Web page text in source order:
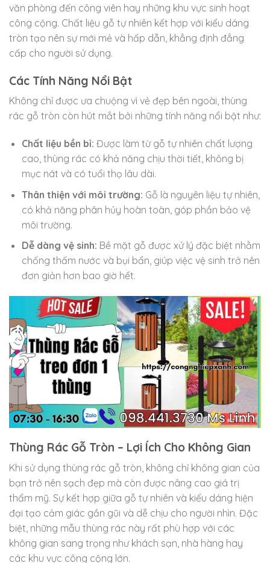
văn phòng đến công viên hay những khu vực sinh hoạt
công cộng. Chất liệu gỗ tự nhiên kết hợp với kiểu dáng
tròn tạo nên sự mới mẻ và hấp dẫn, khẳng định đẳng
cấp cho người sử dụng.
Các Tính Năng Nổi Bật
Không chỉ được ưa chuộng vì vẻ đẹp bên ngoài, thùng
rác gỗ tròn còn hút mắt bởi những tính năng nổi bật như:
Chất liệu bền bỉ: Được làm từ gỗ tự nhiên chất lượng
cao, thùng rác có khả năng chịu thời tiết, không bị
mục nát và có tuổi thọ lâu dài.
Thân thiện với môi trường: Gỗ là nguyên liệu tự nhiên,
có khả năng phân hủy hoàn toàn, góp phần bảo vệ
môi trường.
Dễ dàng vệ sinh: Bề mặt gỗ được xử lý đặc biệt nhằm
chống thấm nước và bụi bẩn, giúp việc vệ sinh trở nên
đơn giản hơn bao giờ hết.
Thùng Rác Gỗ Tròn – Lợi Ích Cho Không Gian
Khi sử dụng thùng rác gỗ tròn, không chỉ không gian của
bạn trở nên sạch đẹp mà còn được nâng cao giá trị
thẩm mỹ. Sự kết hợp giữa gỗ tự nhiên và kiểu dáng hiện
đại tạo cảm giác gần gũi và dễ chịu cho người nhìn. Đặc
biệt, những mẫu thùng rác này rất phù hợp với các
không gian sang trọng như khách sạn, nhà hàng hay
các khu vực công cộng lớn.